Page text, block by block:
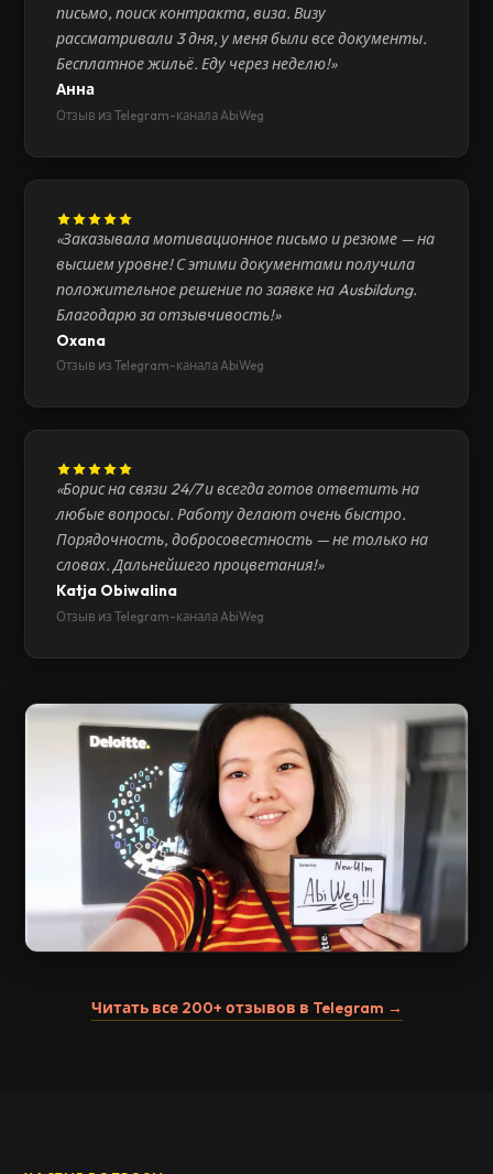
письмо, поиск контракта, виза. Визу
рассматривали 3 дня, у меня были все документы.
Бесплатное жильё. Еду через неделю!»
Анна
Отзыв из Telegram-канала AbiWeg
«Заказывала мотивационное письмо и резюме — на
высшем уровне! С этими документами получила
положительное решение по заявке на Ausbildung.
Благодарю за отзывчивость!»
Oxana
Отзыв из Telegram-канала AbiWeg
«Борис на связи 24/7 и всегда готов ответить на
любые вопросы. Работу делают очень быстро.
Порядочность, добросовестность — не только на
словах. Дальнейшего процветания!»
Katja Obiwalina
Отзыв из Telegram-канала AbiWeg
Читать все 200+ отзывов в Telegram →